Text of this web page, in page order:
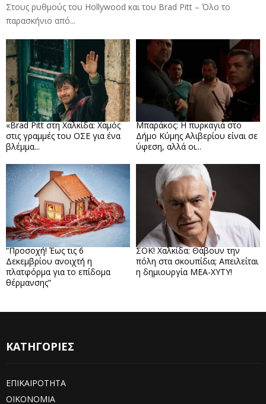
Στους ρυθμούς του Hollywood και του Brad Pitt – Όλο το
παρασκήνιο από...
«Brad Pitt στη Χαλκίδα: Χαμός
στις γραμμές του ΟΣΕ για ένα
βλέμμα...
Μπαράκος: Η πυρκαγιά στο
Δήμο Κύμης Αλιβερίου είναι σε
ύφεση, αλλά οι...
“Προσοχή! Έως τις 6
Δεκεμβρίου ανοιχτή η
πλατφόρμα για το επίδομα
θέρμανσης”
ΣΟΚ! Χαλκίδα: Θάβουν την
πόλη στα σκουπίδια; Απειλείται
η δημιουργία ΜΕΑ-ΧΥΤΥ!
ΚΑΤΗΓΟΡΙΕΣ
ΕΠΙΚΑΙΡΟΤΗΤΑ
ΟΙΚΟΝΟΜΙΑ